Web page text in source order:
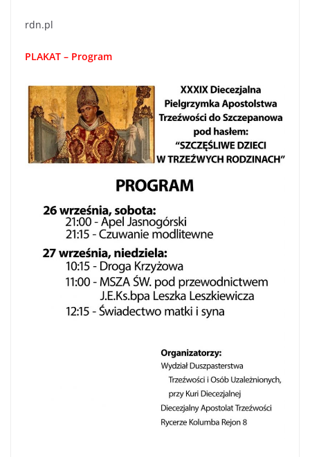
rdn.pl
PLAKAT – Program